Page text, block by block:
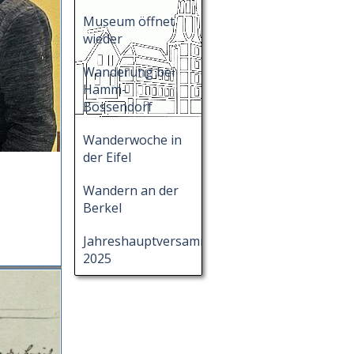
Museum öffnet
wieder
Wanderung bei
Hamm-
Bossendorf
Wanderwoche in
der Eifel
Wandern an der
Berkel
Jahreshauptversammlung
2025